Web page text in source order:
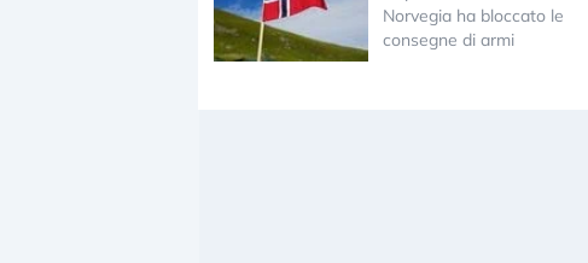
Norvegia ha bloccato le
consegne di armi